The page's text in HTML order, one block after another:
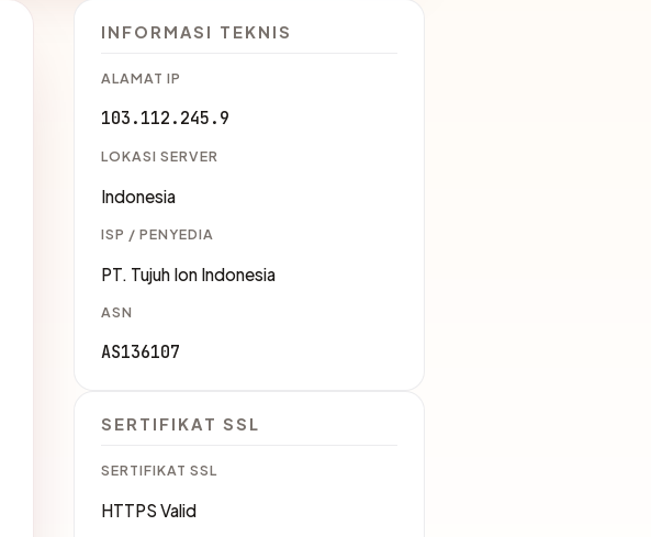
INFORMASI TEKNIS
ALAMAT IP
103.112.245.9
LOKASI SERVER
Indonesia
ISP / PENYEDIA
PT. Tujuh Ion Indonesia
ASN
AS136107
SERTIFIKAT SSL
SERTIFIKAT SSL
HTTPS Valid